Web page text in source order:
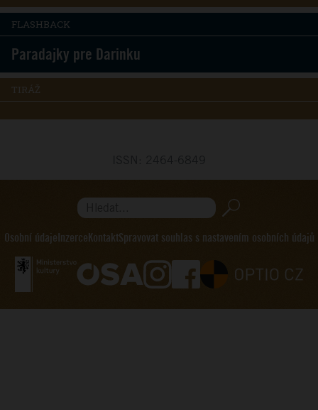
FLASHBACK
Paradajky pre Darinku
TIRÁŽ
Hledat...
Osobní údaje Inzerce KontaktSpravovat souhlas s nastavením osobních údajů